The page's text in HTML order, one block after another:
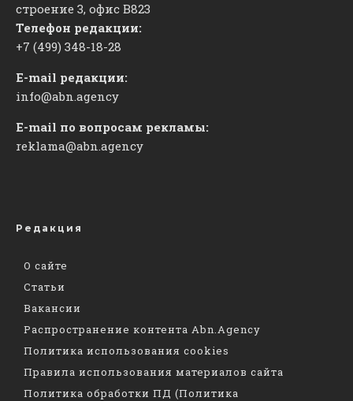
строение 3, офис ​В823
Телефон редакции:
+7 (499) 348-18-28
E-mail редакции:
info@abn.agency
E-mail по вопросам рекламы:
reklama@abn.agency
Редакция
О сайте
Статьи
Вакансии
Распространение контента Abn.Agency
Политика использования cookies
Правила использования материалов сайта
Политика обработки ПД (Политика